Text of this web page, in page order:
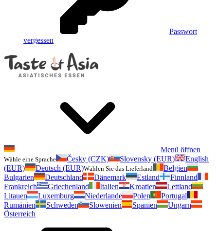
Passwort
vergessen
Menü öffnen
Wähle eine Sprache Česky (CZK) Slovensky (EUR)
English
(EUR)
Deutsch (EUR)Wählen Sie das Lieferland
Belgien
Bulgarien
Deutschland Dänemark Estland
Finnland
Frankreich
Griechenland Italien Kroatien
Lettland
Litauen
Luxemburg Niederlande Polen
Portugal
Rumänien
Schweden Slowenien Spanien
Ungarn
Österreich